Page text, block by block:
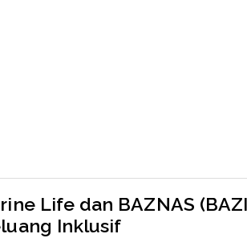
Life dan BAZNAS
Inklusif